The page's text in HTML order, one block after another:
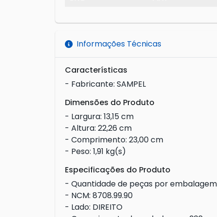
Informações Técnicas
Características
- Fabricante: SAMPEL
Dimensões do Produto
- Largura: 13,15 cm
- Altura: 22,26 cm
- Comprimento: 23,00 cm
- Peso: 1,91 kg(s)
Especificações do Produto
- Quantidade de peças por
- NCM: 8708.99.90
- Lado: DIREITO